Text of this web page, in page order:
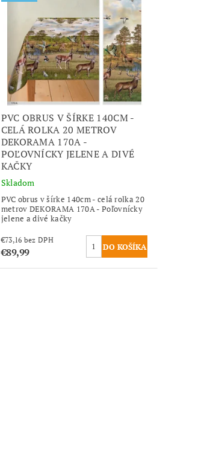
PVC OBRUS V ŠÍRKE 140CM -
CELÁ ROLKA 20 METROV
DEKORAMA 170A -
POĽOVNÍCKY JELENE A DIVÉ
KAČKY
Skladom
PVC obrus v šírke 140cm - celá rolka 20
metrov DEKORAMA 170A - Poľovnícky
jelene a divé kačky
€73,16 bez DPH
€89,99